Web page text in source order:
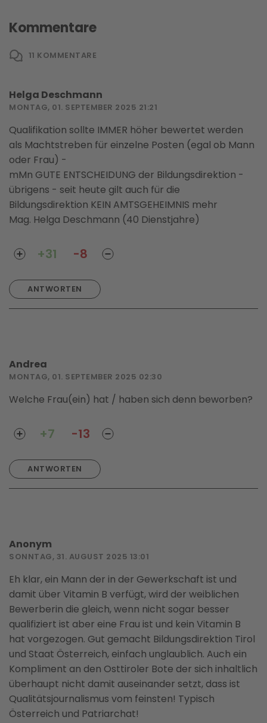
Kommentare
11 KOMMENTARE
Helga Deschmann
MONTAG, 01. SEPTEMBER 2025 21:21
Qualifikation sollte IMMER höher bewertet werden
als Machtstreben für einzelne Posten (egal ob Mann
oder Frau) -
mMn GUTE ENTSCHEIDUNG der Bildungsdirektion -
übrigens - seit heute gilt auch für die
Bildungsdirektion KEIN AMTSGEHEIMNIS mehr
Mag. Helga Deschmann (40 Dienstjahre)
ANTWORTEN
+31 -8
Andrea
MONTAG, 01. SEPTEMBER 2025 02:30
Welche Frau(ein) hat / haben sich denn beworben?
ANTWORTEN
+7 -13
Anonym
SONNTAG, 31. AUGUST 2025 13:01
Eh klar, ein Mann der in der Gewerkschaft ist und
damit über Vitamin B verfügt, wird der weiblichen
Bewerberin die gleich, wenn nicht sogar besser
qualifiziert ist aber eine Frau ist und kein Vitamin B
hat vorgezogen. Gut gemacht Bildungsdirektion Tirol
und Staat Österreich, einfach unglaublich. Auch ein
Kompliment an den Osttiroler Bote der sich inhaltlich
überhaupt nicht damit auseinander setzt, dass ist
Qualitätsjournalismus vom feinsten! Typisch
Österreich und Patriarchat!